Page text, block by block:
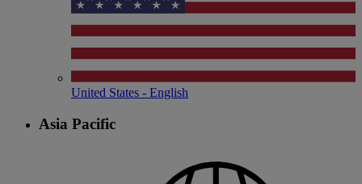
United States - English
Asia Pacific